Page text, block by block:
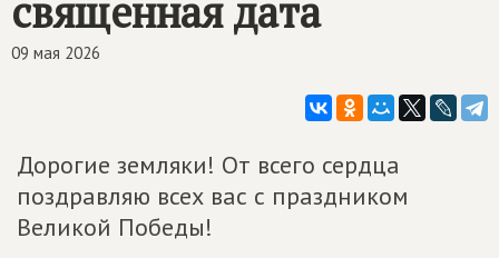
священная дата
09 мая 2026
Дорогие земляки! От всего сердца
поздравляю всех вас с праздником
Великой Победы!